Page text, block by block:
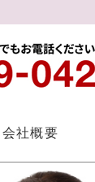
会社概要